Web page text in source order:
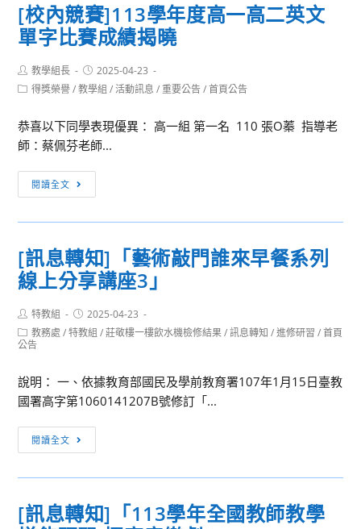
[校內競賽]113學年度高一高二英文
單字比賽成績揭曉
Post
author:
教學組長
Post
published:
2025-04-23
Post得獎榮譽 / 教學組 / 活動訊息 / 重要公告 / 首頁公告
恭喜以下同學表現優異： 高一組 第一名 110 張O蓁 指導老
師：蔡佩芬老師...
閱讀全文
內
競
學
年
高
一
二
英
單
字
成
[訊息轉知]「藝術敲門誰來早餐系列
線上分享講座3」
Post
author:
特教組
Post
published:
2025-04-23
Post
category:
教務處 / 特教組 / 莊敬樓一樓飲水機檢修結果 / 訊息轉知 / 進修研習 / 首頁
公告
說明： 一、依據教育部國民及學前教育署107年1月15日臺教
國署高字第1060141207B號修訂「...
閱讀全文
息
轉
「藝
[訊息轉知]「113學年全國教師教學